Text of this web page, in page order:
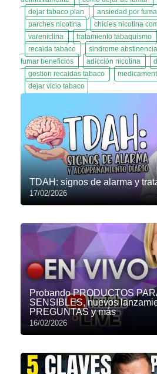
dejar tabaco plan
ansiedad por
parches nicotina
chicles nicotina
vareniclina
tratamiento tabaquismo
recaida tabaco
sindrome
fumar beneficios
adicción nicotina
gestion recaidas tabaco
dejar vicio tabaco
TDAH: signos de alarma y
17/02/2026
Probando PRODUCTOS
SENSIBLES, nuevos
PREGUNTAS y más
16/02/2026